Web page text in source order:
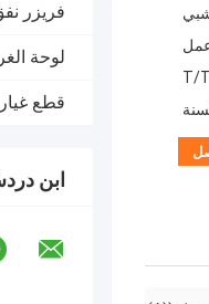
فريزر
لوحة
قطع غيار
ابن
T/T